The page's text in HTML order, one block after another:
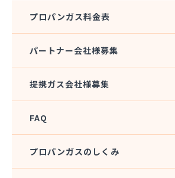
(株)シンサナミ
(株)セイカ 相模原営業所
(株)トーエル 保土ヶ谷緊急センター
(株)ナガタ
(株)ニイヤ
(株)ノックス
(株)ファインガス
プロパンガス料金表
パートナー会社様募集
提携ガス会社様募集
FAQ
プロパンガスのしくみ